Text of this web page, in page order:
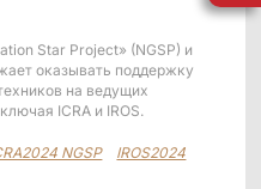
Star Project» (NGSP) и
оказывать поддержку
на ведущих
ICRA и IROS.
NGSP
IROS2024